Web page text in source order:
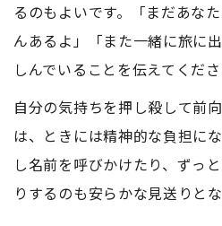
るのもよいです。「まだあな
んあるよ」「また一緒に旅に
しんでいることを伝えてくださ
自分の気持ちを押し殺して前
は、ときには精神的な負担に
し名前を呼びかけたり、ずっ
りするのも安らかな見送りとな